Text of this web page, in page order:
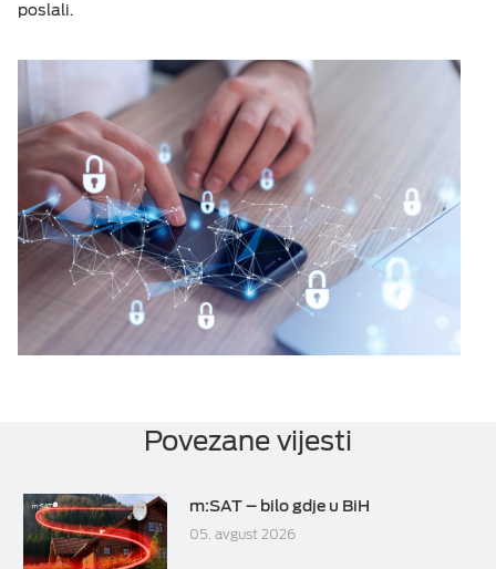
poslali.
Povezane vijesti
m:SAT – bilo gdje u BiH
05. avgust 2026